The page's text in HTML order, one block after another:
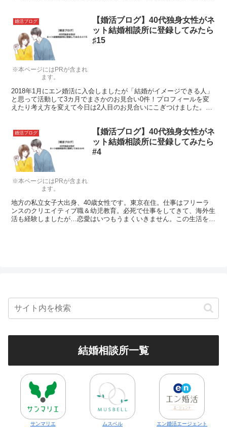
※本ページにはPRが含まれ
ます。
婚活ブログ
【婚活ブログ】40代独身女性がネ
ット結婚相談所に登録してみたら
♯15
2018年1月にエン婚活に入会しましたが「結婚がイメージできる人」
と思って活動して3カ月でまさかのお見合い0件！プロフィールを変
えたり考え方を変えて今日は2人目のお見合いにこぎつけました。先
※本ページにはPRが含まれ
ます。
婚活ブログ
【婚活ブログ】40代独身女性がネ
ット結婚相談所に登録してみたら
#4
地方の私立女子大出身、40歳女性です。東京在住。仕事はフリーラ
ンスのクリエイティブ職＆幼児教育。必死で仕事をしてきて、海外生
活も経験しましたが…恋愛はいつもうまくいきません。この生活を変
結婚相談所一覧
サンマリエ ムスベル エン婚活エージェント